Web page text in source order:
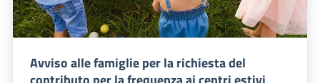
Avviso alle famiglie per la richiesta del